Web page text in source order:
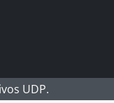
UDP.